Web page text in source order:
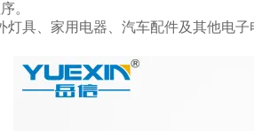
。
灯具、家用电器、汽车配件及其他电子